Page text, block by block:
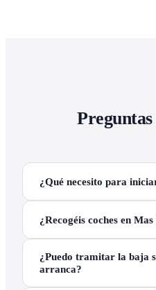
¿Qué necesito para
¿Recogéis coches en
¿Puedo tramitar la baja
arranca?